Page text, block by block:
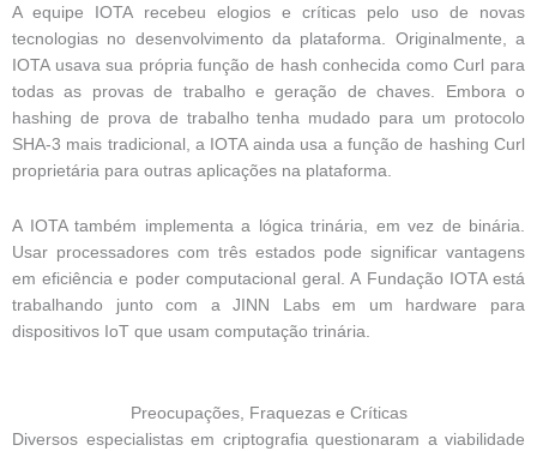
A equipe IOTA recebeu elogios e críticas pelo uso de novas
tecnologias no desenvolvimento da plataforma. Originalmente, a
IOTA usava sua própria função de hash conhecida como Curl para
todas as provas de trabalho e geração de chaves.
Embora o
hashing de prova de trabalho tenha mudado para um protocolo
SHA-3 mais tradicional, a IOTA ainda usa a função de hashing Curl
proprietária para outras aplicações na plataforma.
A IOTA também implementa a lógica trinária, em vez de binária.
Usar processadores com três estados pode significar vantagens
em eficiência e poder computacional geral.A Fundação IOTA está
trabalhando junto com a JINN Labs em um hardware para
dispositivos IoT que usam computação trinária.
Preocupações, Fraquezas e Críticas
Diversos especialistas em criptografia questionaram a viabilidade